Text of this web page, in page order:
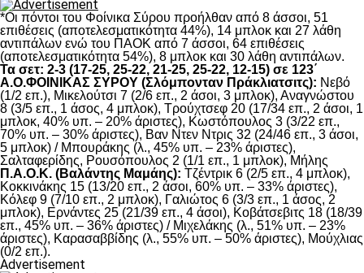
*Οι πόντοι του Φοίνικα Σύρου προήλθαν από 8 άσσοι, 51
επιθέσεις (αποτελεσματικότητα 44%), 14 μπλοκ και 27 λάθη
αντιπάλων ενώ του ΠΑΟΚ από 7 άσσοι, 64 επιθέσεις
(αποτελεσματικότητα 54%), 8 μπλοκ και 30 λάθη αντιπάλων.
Τα σετ: 2-3 (17-25, 25-22, 21-25, 25-22, 12-15) σε 123΄
Α.Ο.ΦΟΙΝΙΚΑΣ ΣΥΡΟΥ (Σλόμπονταν Πράκλιατσιτς): Νεβό
(1/2 επ.), Μικελούτσι 7 (2/6 επ., 2 άσοι, 3 μπλοκ), Αναγνώστου
8 (3/5 επ., 1 άσος, 4 μπλοκ), Τρούχτσεφ 20 (17/34 επ., 2 άσοι, 1
μπλοκ, 40% υπ. – 20% άριστες), Κωστόπουλος 3 (3/22 επ.,
70% υπ. – 30% άριστες), Βαν Ντεν Ντρις 32 (24/46 επ., 3 άσοι,
5 μπλοκ) / Μπουράκης (λ., 45% υπ. – 23% άριστες),
Σαλταφερίδης, Ρουσόπουλος 2 (1/1 επ., 1 μπλοκ), Μήλης
Π.Α.Ο.Κ. (Βαλάντης Μαμάης): Τζέντρικ 6 (2/5 επ., 4 μπλοκ),
Κοκκινάκης 15 (13/20 επ., 2 άσοι, 60% υπ. – 33% άριστες),
Κόλεφ 9 (7/10 επ., 2 μπλοκ), Γαλιώτος 6 (3/3 επ., 1 άσος, 2
μπλοκ), Ερνάντες 25 (21/39 επ., 4 άσοι), Κοβάτσεβιτς 18 (18/39
επ., 45% υπ. – 36% άριστες) / Μιχελάκης (λ., 51% υπ. – 23%
άριστες), Καρασαββίδης (λ., 55% υπ. – 50% άριστες), Μούχλιας
(0/2 επ.).
Advertisement